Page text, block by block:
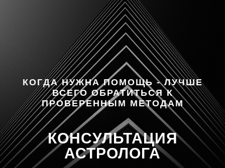
КОГДА НУЖНА ПОМОЩЬ - ЛУЧШЕ
ВСЕГО ОБРАТИТЬСЯ К
ПРОВЕРЕННЫМ МЕТОДАМ
КОНСУЛЬТАЦИЯ
АСТРОЛОГА